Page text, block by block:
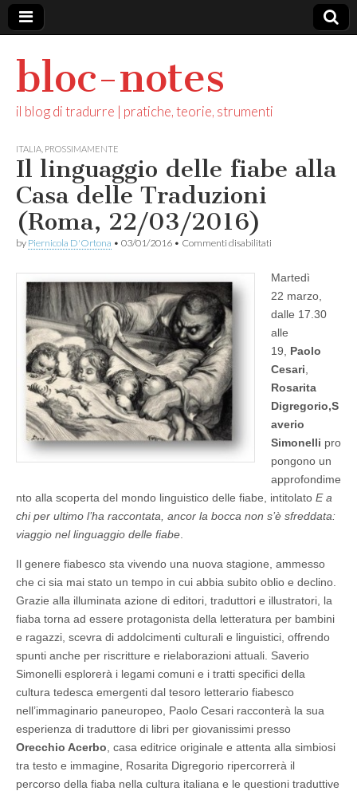
bloc-notes
il blog di tradurre | pratiche, teorie, strumenti
ITALIA PROSSIMAMENTE
Il linguaggio delle fiabe alla
Casa delle Traduzioni
(Roma, 22/03/2016)
by Piernicola D'Ortona • 03/01/2016 • Commenti disabilitati
delle
fiabe
Casa
delle
Traduzioni
(Roma,
22/03/2016)
Martedì
22 marzo,
dalle 17.30
alle
19, Paolo
Cesari
Rosarita
Digregorio,S
averio
Simonelli pro
pongono un
approfondime
nto alla scoperta del mondo linguistico delle fiabe, intitolato E a
chi per ultimo l’ha raccontata, ancor la bocca non s’è sfreddata:
viaggio nel linguaggio delle fiabe
Il genere fiabesco sta vivendo una nuova stagione, ammesso
che ci sia mai stato un tempo in cui abbia subito oblio e declino.
Grazie alla illuminata azione di editori, traduttori e illustratori, la
fiaba torna ad essere protagonista della letteratura per bambini
e ragazzi, scevra di addolcimenti culturali e linguistici, offrendo
spunti anche per riscritture e rielaborazioni attuali. Saverio
Simonelli esplorerà i legami comuni e i tratti specifici della
cultura tedesca emergenti dal tesoro letterario fiabesco
nell’immaginario paneuropeo, Paolo Cesari racconterà la sua
esperienza di traduttore di libri per giovanissimi presso
Orecchio Acerbo , casa editrice originale e attenta alla simbiosi
tra testo e immagine, Rosarita Digregorio ripercorrerà il
percorso della fiaba nella cultura italiana e le questioni traduttive